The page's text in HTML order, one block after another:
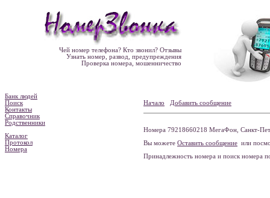
Чей номер телефона? Кто звонил? Отзывы
Узнать номер, развод, предупреждения
Проверка номера, мошенничество
Банк людей
Поиск
Контакты
Справочник
Родственники
Каталог
Протокол
Номера
Начало Добавить сообщение
Номера 79218660218 МегаФон, Санкт-
Вы можете Оставить сообщение или
Принадлежность номера и поиск номера